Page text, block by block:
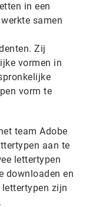
in een
samen
Zij
vormen in
vorm te
team Adobe
aan te
lettertypen
downloaden en
zijn